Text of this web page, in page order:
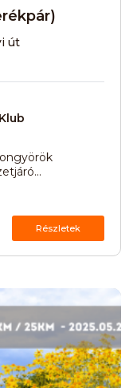
út
Részletek